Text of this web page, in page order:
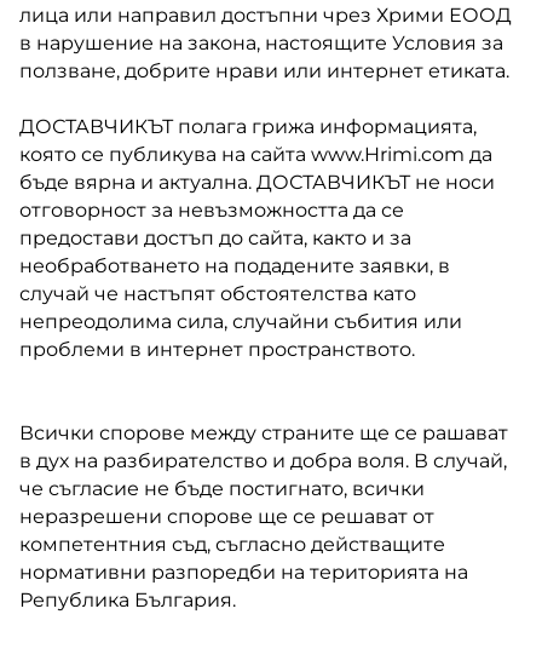
лица или направил достъпни чрез Хрими ЕООД
в нарушение на закона, настоящите Условия за
ползване, добрите нрави или интернет етиката.
ДОСТАВЧИКЪТ полага грижа информацията,
която се публикува на сайта www.Hrimi.com да
бъде вярна и актуална. ДОСТАВЧИКЪТ не носи
отговорност за невъзможността да се
предостави достъп до сайта, както и за
необработването на подадените заявки, в
случай че настъпят обстоятелства като
непреодолима сила, случайни събития или
проблеми в интернет пространството.
Всички спорове между страните ще се рашават
в дух на разбирателство и добра воля. В случай,
че съгласие не бъде постигнато, всички
неразрешени спорове ще се решават от
компетентния съд, съгласно действащите
нормативни разпоредби на територията на
Република България.